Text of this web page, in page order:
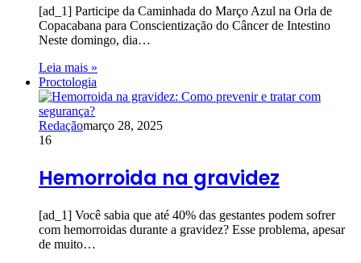
[ad_1] Participe da Caminhada do Março Azul na Orla de
Copacabana para Conscientização do Câncer de Intestino
Neste domingo, dia…
Leia mais »
Proctologia
Redaçãomarço 28, 2025
16
Hemorroida na gravidez
[ad_1] Você sabia que até 40% das gestantes podem sofrer
com hemorroidas durante a gravidez? Esse problema, apesar
de muito…